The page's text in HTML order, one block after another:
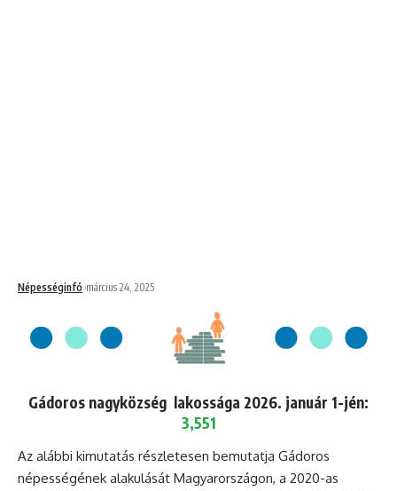
Népességinfó március 24, 2025
Gádoros nagyközség lakossága 2026. január 1-jén:
3,551
Az alábbi kimutatás részletesen bemutatja Gádoros
népességének alakulását Magyarországon, a 2020-as